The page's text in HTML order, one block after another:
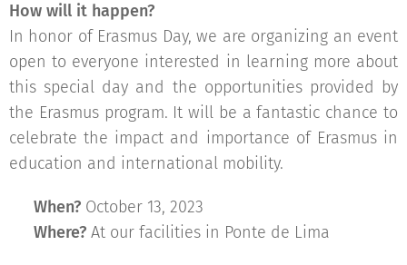
How will it happen?
In honor of Erasmus Day, we are organizing an event
open to everyone interested in learning more about
this special day and the opportunities provided by
the Erasmus program. It will be a fantastic chance to
celebrate the impact and importance of Erasmus in
education and international mobility. 📚🌐
When? October 13, 2023
Where? At our facilities in Ponte de Lima